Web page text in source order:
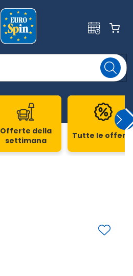
Offerte della
settimana
Tutte le